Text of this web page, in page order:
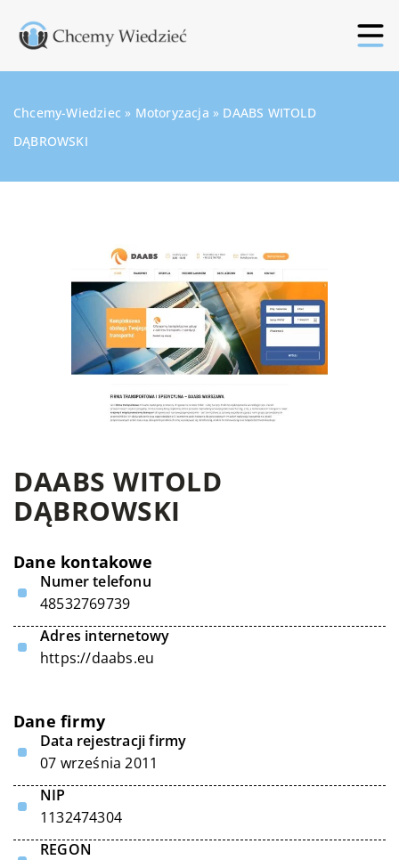
Chcemy-Wiedziec » Motoryzacja » DAABS WITOLD
DĄBROWSKI
DAABS WITOLD
DĄBROWSKI
Dane kontakowe
Numer telefonu
48532769739
Adres internetowy
https://daabs.eu
Dane firmy
Data rejestracji firmy
07 września 2011
NIP
1132474304
REGON